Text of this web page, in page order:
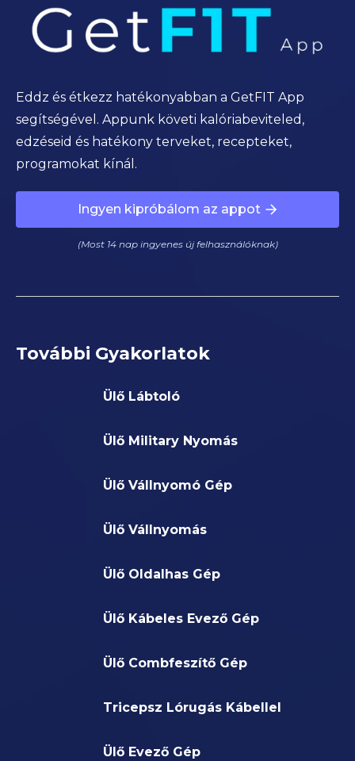
Eddz és étkezz hatékonyabban a GetFIT App
segítségével. Appunk követi kalóriabeviteled,
edzéseid és hatékony terveket, recepteket,
programokat kínál.
Ingyen kipróbálom az appot
(Most 14 nap ingyenes új felhasználóknak)
További Gyakorlatok
Ülő Lábtoló
Ülő Military Nyomás
Ülő Vállnyomó Gép
Ülő Vállnyomás
Ülő Oldalhas Gép
Ülő Kábeles Evező Gép
Ülő Combfeszítő Gép
Tricepsz Lórugás Kábellel
Ülő Evező Gép